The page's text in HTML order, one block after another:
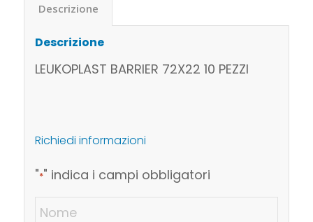
Descrizione
Descrizione
LEUKOPLAST BARRIER 72X22 10 PEZZI
Richiedi informazioni
"*" indica i campi obbligatori
Nome